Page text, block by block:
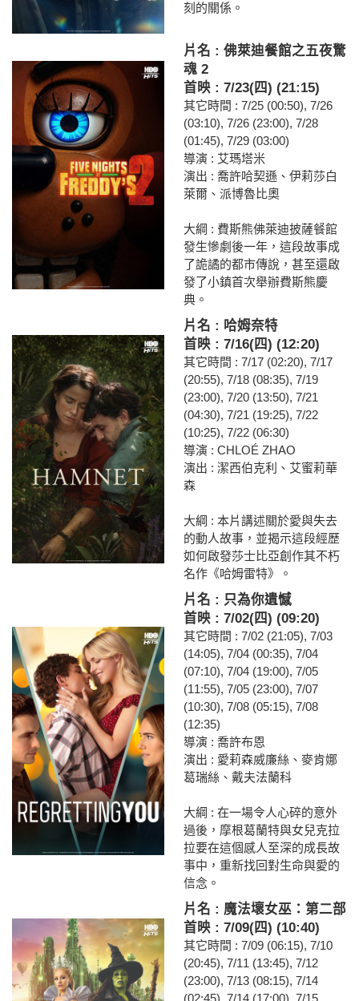
刻的關係。
片名 : 佛萊迪餐館之五夜驚
魂 2
首映 : 7/23(四) (21:15)
其它時間 : 7/25 (00:50), 7/26
(03:10), 7/26 (23:00), 7/28
(01:45), 7/29 (03:00)
導演 : 艾瑪塔米
演出 : 喬許哈契遜、伊莉莎白
萊爾、派博魯比奧
大綱 : 費斯熊佛萊迪披薩餐館
發生慘劇後一年，這段故事成
了詭譎的都市傳說，甚至還啟
發了小鎮首次舉辦費斯熊慶
典。
片名 : 哈姆奈特
首映 : 7/16(四) (12:20)
其它時間 : 7/17 (02:20), 7/17
(20:55), 7/18 (08:35), 7/19
(23:00), 7/20 (13:50), 7/21
(04:30), 7/21 (19:25), 7/22
(10:25), 7/22 (06:30)
導演 : CHLOÉ ZHAO
演出 : 潔西伯克利、艾蜜莉華
森
大綱 : 本片講述關於愛與失去
的動人故事，並揭示這段經歷
如何啟發莎士比亞創作其不朽
名作《哈姆雷特》。
片名 : 只為你遺憾
首映 : 7/02(四) (09:20)
其它時間 : 7/02 (21:05), 7/03
(14:05), 7/04 (00:35), 7/04
(07:10), 7/04 (19:00), 7/05
(11:55), 7/05 (23:00), 7/07
(10:30), 7/08 (05:15), 7/08
(12:35)
導演 : 喬許布恩
演出 : 愛莉森威廉絲、麥肯娜
葛瑞絲、戴夫法蘭科
大綱 : 在一場令人心碎的意外
過後，摩根葛蘭特與女兒克拉
拉要在這個感人至深的成長故
事中，重新找回對生命與愛的
信念。
片名 : 魔法壞女巫：第二部
首映 : 7/09(四) (10:40)
其它時間 : 7/09 (06:15), 7/10
(20:45), 7/11 (13:45), 7/12
(23:00), 7/13 (08:15), 7/14
(02:45), 7/14 (17:00), 7/15